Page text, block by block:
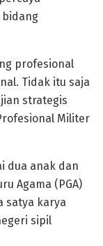
bidang
profesional
Tidak itu saja
strategis
Militer
dua anak dan
Agama (PGA)
satya karya
sipil